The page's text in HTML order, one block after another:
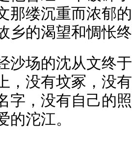
那缕沉重而浓郁
乡的渴望和惆怅
场的沈从文终于
，没有坟冢，没
字，没有自己的
的沱江。